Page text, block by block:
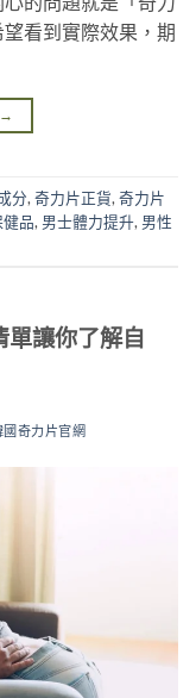
看到實際效果，期
→
分, 奇力片正貨, 奇力片
品, 男士體力提升, 男性
單讓你了解自
國奇力片官網